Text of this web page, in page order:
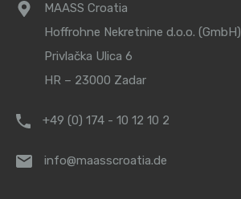
MAASS Croatia
Hoffrohne Nekretnine d.o.o. (GmbH)
Privlačka Ulica 6
HR – 23000 Zadar
+49 (0) 174 - 10 12 10 2
info@maasscroatia.de